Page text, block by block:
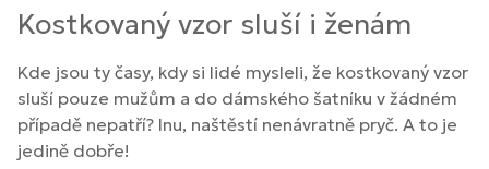
Kostkovaný vzor sluší i ženám
Kde jsou ty časy, kdy si lidé mysleli, že kostkovaný vzor
sluší pouze mužům a do dámského šatníku v žádném
případě nepatří? Inu, naštěstí nenávratně pryč. A to je
jedině dobře!